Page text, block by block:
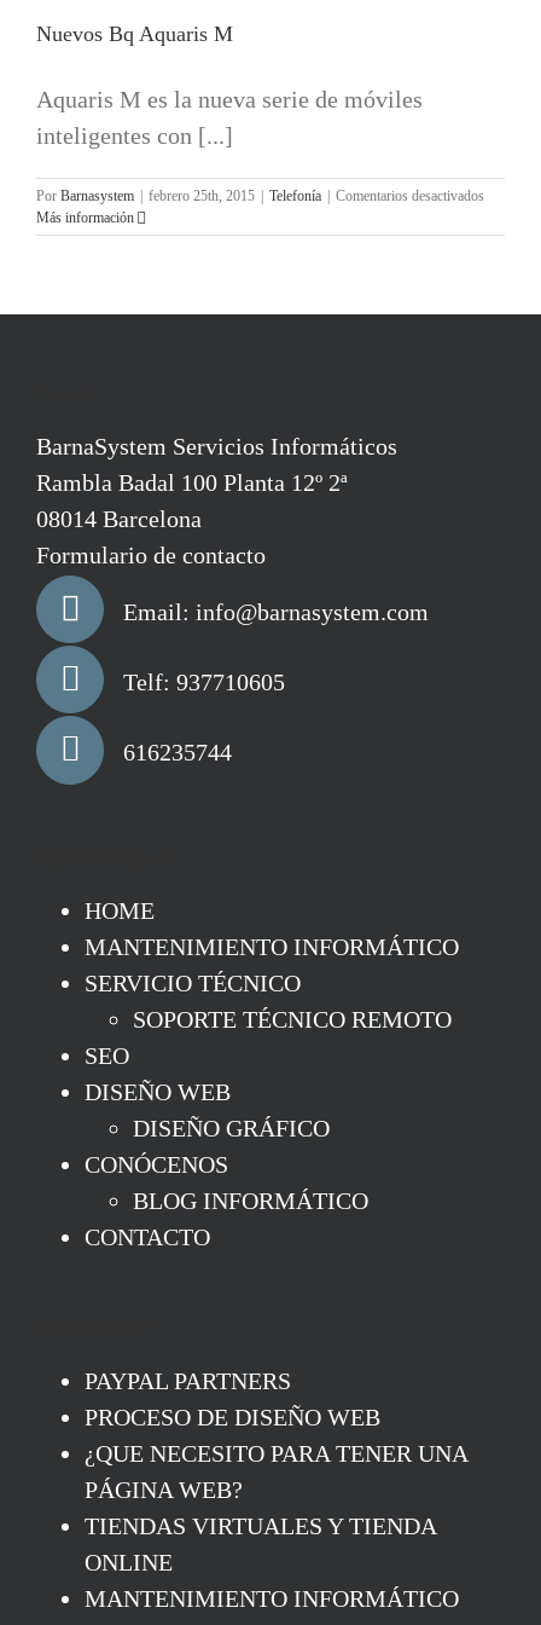
Nuevos Bq Aquaris M
Aquaris M es la nueva serie de móviles
inteligentes con [...]
Por Barnasystem febrero 25th, 2015 Telefonía Comentarios desactivadosen
Bq
Más información
BarnaSystem Servicios Informáticos
Rambla Badal 100 Planta 12º 2ª
08014 Barcelona
Formulario de contacto
Email: info@barnasystem.com
Telf: 937710605
616235744
HOME
MANTENIMIENTO INFORMÁTICO
SERVICIO TÉCNICO
SOPORTE TÉCNICO REMOTO
SEO
DISEÑO WEB
DISEÑO GRÁFICO
CONÓCENOS
BLOG INFORMÁTICO
CONTACTO
PAYPAL PARTNERS
PROCESO DE DISEÑO WEB
¿QUE NECESITO PARA TENER UNA
PÁGINA WEB?
TIENDAS VIRTUALES Y TIENDA
ONLINE
MANTENIMIENTO INFORMÁTICO